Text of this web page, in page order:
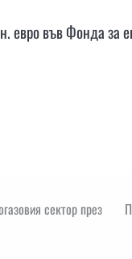
евро във Фонда за
сектор през